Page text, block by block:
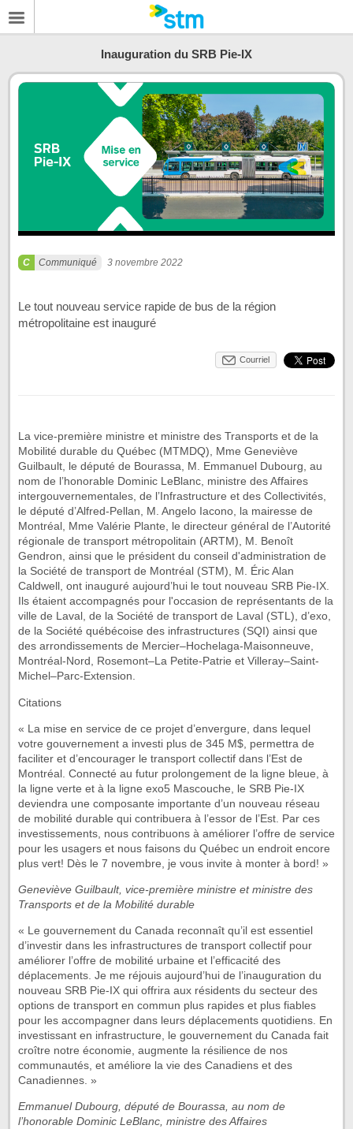
Inauguration du SRB Pie-IX
Communiqué 3 novembre 2022
Le tout nouveau service rapide de bus de la région
métropolitaine est inauguré
Courriel
La vice-première ministre et ministre des Transports et de la
Mobilité durable du Québec (MTMDQ), Mme Geneviève
Guilbault, le député de Bourassa, M. Emmanuel Dubourg, au
nom de l’honorable Dominic LeBlanc, ministre des Affaires
intergouvernementales, de l’Infrastructure et des Collectivités,
le député d’Alfred-Pellan, M. Angelo Iacono, la mairesse de
Montréal, Mme Valérie Plante, le directeur général de l’Autorité
régionale de transport métropolitain (ARTM), M. Benoît
Gendron, ainsi que le président du conseil d'administration de
la Société de transport de Montréal (STM), M. Éric Alan
Caldwell, ont inauguré aujourd’hui le tout nouveau SRB Pie-IX.
Ils étaient accompagnés pour l'occasion de représentants de la
ville de Laval, de la Société de transport de Laval (STL), d’exo,
de la Société québécoise des infrastructures (SQI) ainsi que
des arrondissements de Mercier–Hochelaga-Maisonneuve,
Montréal-Nord, Rosemont–La Petite-Patrie et Villeray–Saint-
Michel–Parc-Extension.
Citations
« La mise en service de ce projet d’envergure, dans lequel
votre gouvernement a investi plus de 345 M$, permettra de
faciliter et d’encourager le transport collectif dans l’Est de
Montréal. Connecté au futur prolongement de la ligne bleue, à
la ligne verte et à la ligne exo5 Mascouche, le SRB Pie-IX
deviendra une composante importante d’un nouveau réseau
de mobilité durable qui contribuera à l’essor de l’Est. Par ces
investissements, nous contribuons à améliorer l’offre de service
pour les usagers et nous faisons du Québec un endroit encore
plus vert! Dès le 7 novembre, je vous invite à monter à bord! »
Geneviève Guilbault, vice-première ministre et ministre des
Transports et de la Mobilité durable
« Le gouvernement du Canada reconnaît qu’il est essentiel
d’investir dans les infrastructures de transport collectif pour
améliorer l’offre de mobilité urbaine et l’efficacité des
déplacements. Je me réjouis aujourd’hui de l’inauguration du
nouveau SRB Pie-IX qui offrira aux résidents du secteur des
options de transport en commun plus rapides et plus fiables
pour les accompagner dans leurs déplacements quotidiens. En
investissant en infrastructure, le gouvernement du Canada fait
croître notre économie, augmente la résilience de nos
communautés, et améliore la vie des Canadiens et des
Canadiennes. »
Emmanuel Dubourg, député de Bourassa, au nom de
l’honorable Dominic LeBlanc, ministre des Affaires